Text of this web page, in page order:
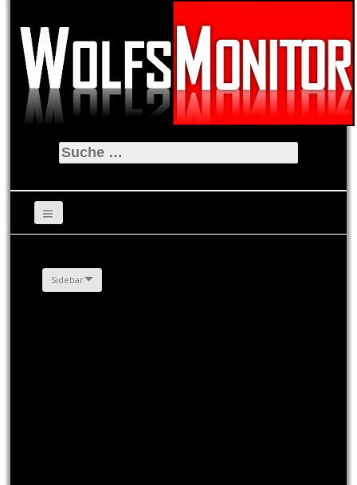
Suche
nach:
Sidebar